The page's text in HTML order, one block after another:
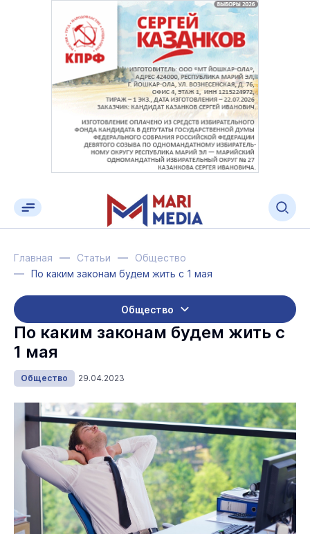
Главная Статьи
Общество
По каким законам будем жить с 1 мая
Общество
По каким законам будем жить с
1 мая
Общество 29.04.2023